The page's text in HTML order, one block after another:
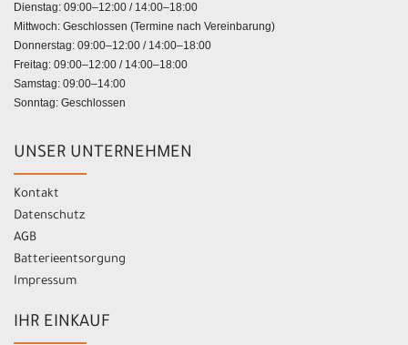
Dienstag: 09:00–12:00 / 14:00–18:00
Mittwoch: Geschlossen (Termine nach Vereinbarung)
Donnerstag: 09:00–12:00 / 14:00–18:00
Freitag: 09:00–12:00 / 14:00–18:00
Samstag: 09:00–14:00
Sonntag: Geschlossen
UNSER UNTERNEHMEN
Kontakt
Datenschutz
AGB
Batterieentsorgung
Impressum
IHR EINKAUF